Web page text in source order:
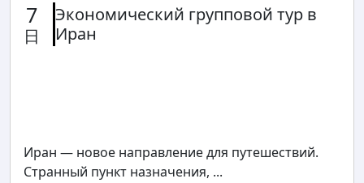
7
日
Экономический групповой тур в
Иран
Иран — новое направление для путешествий.
Странный пункт назначения, ...